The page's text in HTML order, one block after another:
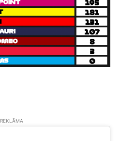
REKLĀMA